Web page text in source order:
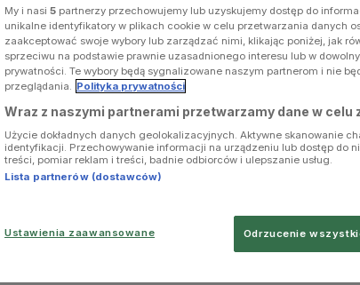
My i nasi 5 partnerzy przechowujemy lub uzyskujemy dostęp do
unikalne identyfikatory w plikach cookie w celu przetwarzania danych
zaakceptować swoje wybory lub zarządzać nimi, klikając poniżej, jak
sprzeciwu na podstawie prawnie uzasadnionego interesu lub w
prywatności. Te wybory będą sygnalizowane naszym partnerom i nie
przeglądania. Polityka prywatności
Wraz z naszymi partnerami przetwarzamy dane w celu
Użycie dokładnych danych geolokalizacyjnych. Aktywne skanowanie
identyfikacji. Przechowywanie informacji na urządzeniu lub dostęp do
treści, pomiar reklam i treści, badnie odbiorców i ulepszanie usług.
Lista partnerów (dostawców)
Ustawienia zaawansowane Odrzucenie